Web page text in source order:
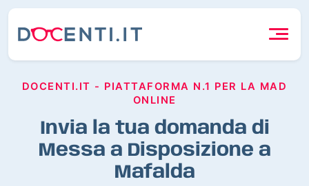
DOCENTI.IT - PIATTAFORMA N.1 PER LA MAD
ONLINE
Invia la tua domanda di
Messa a Disposizione a
Mafalda